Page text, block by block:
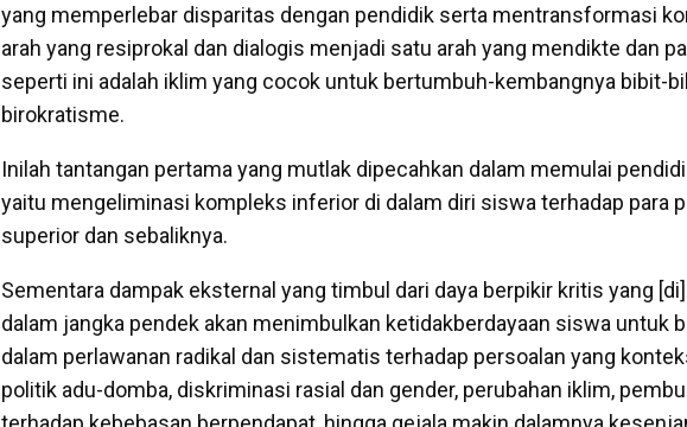
yang memperlebar disparitas dengan pendidik serta mentransformasi
arah yang resiprokal dan dialogis menjadi satu arah yang mendikte dan
seperti ini adalah iklim yang cocok untuk bertumbuh-kembangnya bibit-
birokratisme.
Inilah tantangan pertama yang mutlak dipecahkan dalam memulai
yaitu mengeliminasi kompleks inferior di dalam diri siswa terhadap para
superior dan sebaliknya.
Sementara dampak eksternal yang timbul dari daya berpikir kritis yang
dalam jangka pendek akan menimbulkan ketidakberdayaan siswa untuk
dalam perlawanan radikal dan sistematis terhadap persoalan yang
politik adu-domba, diskriminasi rasial dan gender, perubahan iklim,